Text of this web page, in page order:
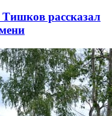
рассказал